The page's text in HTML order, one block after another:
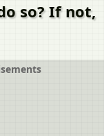
so? If not,